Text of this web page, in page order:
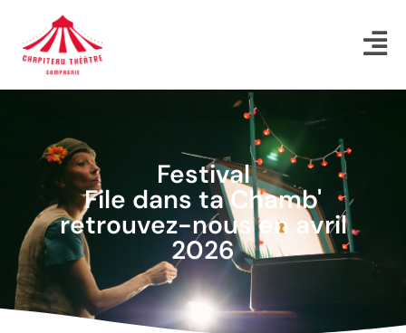
Aller
Festival
File dans ta Chamb'
retrouvez-nous en avril
2026